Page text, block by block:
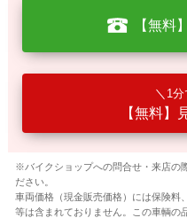
【無料
1分
【無料】
※バイクショップへの問合せ・来店の
ださい。
車両価格（現金販売価格）には保険料
等は含まれておりません。この車輌の